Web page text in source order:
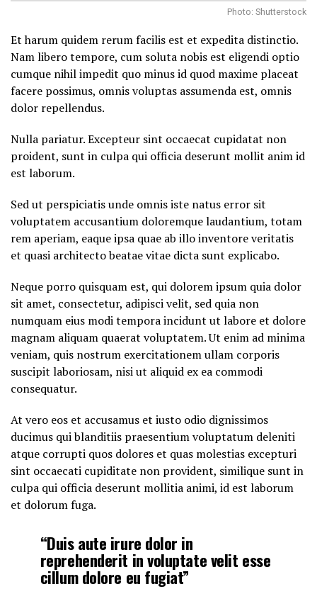
Photo: Shutterstock
Et harum quidem rerum facilis est et expedita distinctio.
Nam libero tempore, cum soluta nobis est eligendi optio
cumque nihil impedit quo minus id quod maxime placeat
facere possimus, omnis voluptas assumenda est, omnis
dolor repellendus.
Nulla pariatur. Excepteur sint occaecat cupidatat non
proident, sunt in culpa qui officia deserunt mollit anim id
est laborum.
Sed ut perspiciatis unde omnis iste natus error sit
voluptatem accusantium doloremque laudantium, totam
rem aperiam, eaque ipsa quae ab illo inventore veritatis
et quasi architecto beatae vitae dicta sunt explicabo.
Neque porro quisquam est, qui dolorem ipsum quia dolor
sit amet, consectetur, adipisci velit, sed quia non
numquam eius modi tempora incidunt ut labore et dolore
magnam aliquam quaerat voluptatem. Ut enim ad minima
veniam, quis nostrum exercitationem ullam corporis
suscipit laboriosam, nisi ut aliquid ex ea commodi
consequatur.
At vero eos et accusamus et iusto odio dignissimos
ducimus qui blanditiis praesentium voluptatum deleniti
atque corrupti quos dolores et quas molestias excepturi
sint occaecati cupiditate non provident, similique sunt in
culpa qui officia deserunt mollitia animi, id est laborum
et dolorum fuga.
“Duis aute irure dolor in
reprehenderit in voluptate velit esse
cillum dolore eu fugiat”